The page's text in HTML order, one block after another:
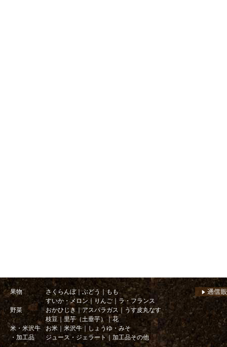
果物 さくらんぼ｜ぶどう ｜もも
すいか・メロン｜ りんご ｜ ラ・フランス
野菜
おかひじき ｜アスパラガス ｜ うす皮丸なす
枝豆 ｜里芋（土垂芋） ｜花
米・米沢牛
・加工品
お米 ｜米沢牛｜ しょうゆ・みそ
ジュース・ジェラート｜加工品その他